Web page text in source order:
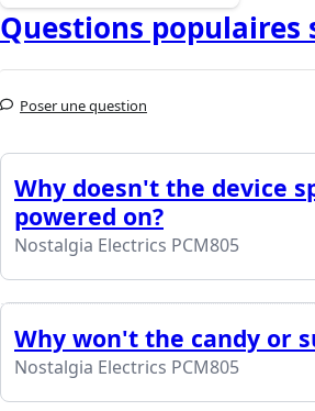
Questions populaires
Poser une question
Why doesn't the device
powered on?
Nostalgia Electrics PCM805
Why won't the candy or
Nostalgia Electrics PCM805